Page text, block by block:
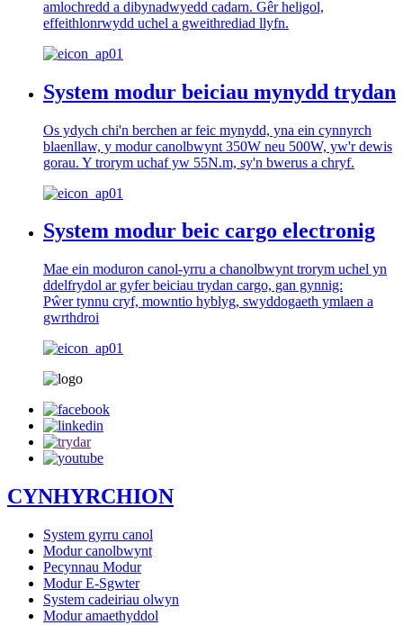
amlochredd a dibynadwyedd cadarn. Gêr heligol,
effeithlonrwydd uchel a gweithrediad llyfn.
System modur beiciau mynydd trydan
Os ydych chi'n berchen ar feic mynydd, yna ein cynnyrch
blaenllaw, y modur canolbwynt 350W neu 500W, yw'r dewis
gorau. Y trorym uchaf yw 55N.m, sy'n bwerus a chryf.
System modur beic cargo electronig
Mae ein moduron canol-yrru a chanolbwynt trorym uchel yn
ddelfrydol ar gyfer beiciau trydan cargo, gan gynnig:
Pŵer tynnu cryf, mowntio hyblyg, swyddogaeth ymlaen a
gwrthdroi
CYNHYRCHION
System gyrru canol
Modur canolbwynt
Pecynnau Modur
Modur E-Sgwter
System cadeiriau olwyn
Modur amaethyddol